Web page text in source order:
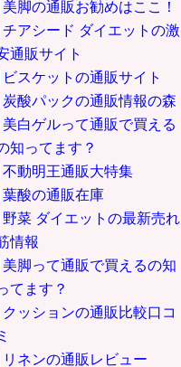
美脚の通販お勧めはここ！
チアシード ダイエットの激
通販サイト
ビスケットの通販サイト
炭酸パックの通販情報の森
美白ゲルって通販で買える
知ってます？
不動明王通販大特集
葉酸の通販在庫
野菜 ダイエットの最新売れ
情報
美脚って通販で買えるの知
てます？
クッションの通販比較口コ
ミ
リネンの通販レビュー